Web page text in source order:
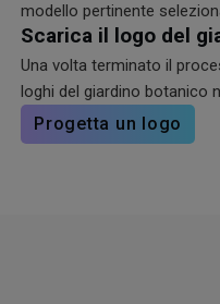
modello pertinente
Scarica il logo del
Una volta terminato il
loghi del giardino botanico
Progetta un logo